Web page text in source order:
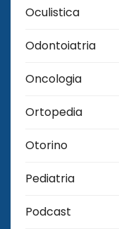
Oculistica
Odontoiatria
Oncologia
Ortopedia
Otorino
Pediatria
Podcast